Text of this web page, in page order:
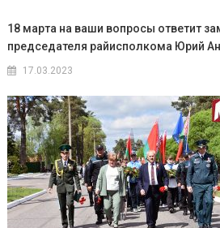
18 марта на ваши вопросы ответит
председателя райисполкома Юрий
17.03.2023